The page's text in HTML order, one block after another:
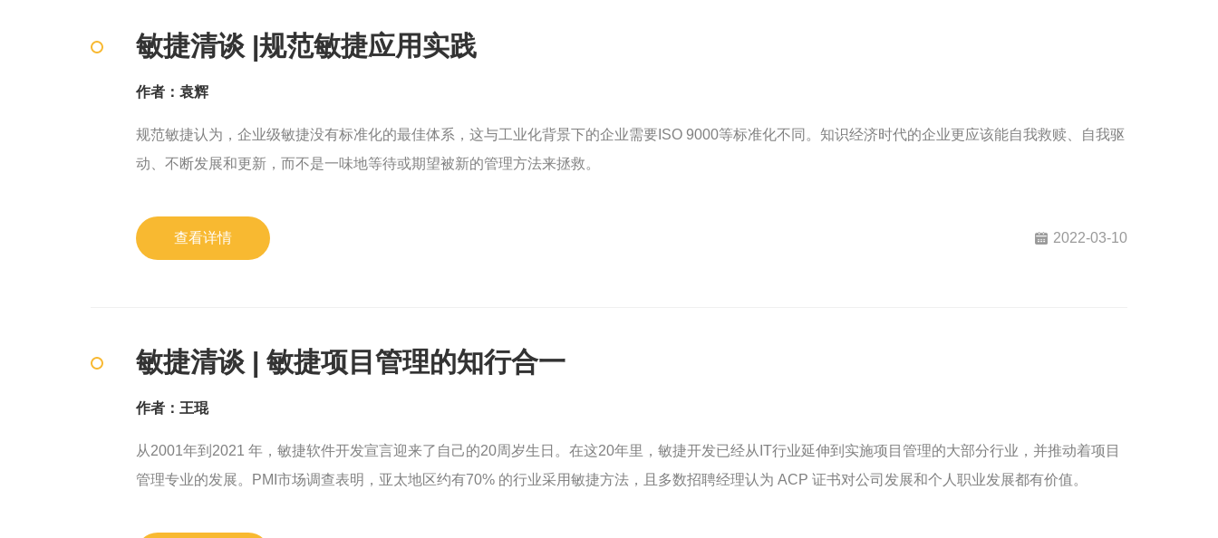
敏捷清谈 |规范敏捷应用实践
作者：袁辉
规范敏捷认为，企业级敏捷没有标准化的最佳体系，这与工业化背景下的企业需要ISO 9000等标准化不同。知识经济时代的企业更应该能自我救赎、自我驱
动、不断发展和更新，而不是一味地等待或期望被新的管理方法来拯救。
查看详情 2022-03-10
敏捷清谈 | 敏捷项目管理的知行合一
作者：王琨
从2001年到2021 年，敏捷软件开发宣言迎来了自己的20周岁生日。在这20年里，敏捷开发已经从IT行业延伸到实施项目管理的大部分行业，并推动着项目
管理专业的发展。PMI市场调查表明，亚太地区约有70% 的行业采用敏捷方法，且多数招聘经理认为 ACP 证书对公司发展和个人职业发展都有价值。